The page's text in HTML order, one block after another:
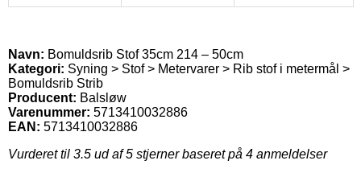
Navn: Bomuldsrib Stof 35cm 214 – 50cm
Kategori: Syning > Stof > Metervarer > Rib stof i metermål >
Bomuldsrib Strib
Producent: Balsløw
Varenummer: 5713410032886
EAN: 5713410032886
Vurderet til 3.5 ud af 5 stjerner baseret på 4 anmeldelser